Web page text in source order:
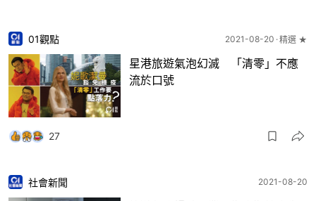
01觀點 2021-08-20 精選 ★
星港旅遊氣泡幻滅 「清零」不應
流於口號
27
社會新聞 2021-08-20